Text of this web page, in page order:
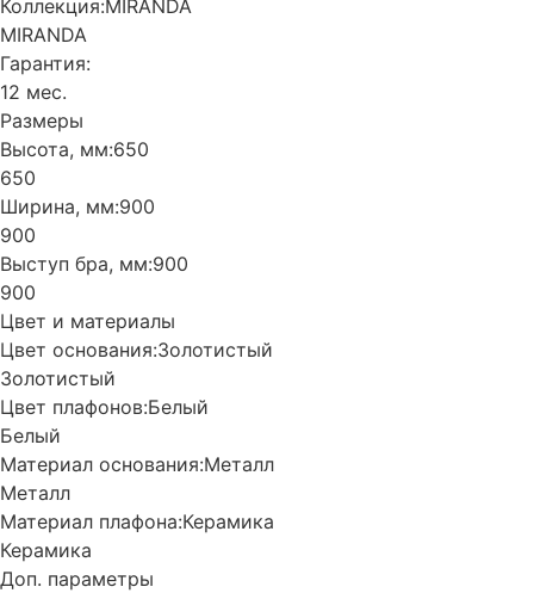
Коллекция:MIRANDA
MIRANDA
Гарантия:
12 мес.
Размеры
Высота, мм:650
650
Ширина, мм:900
900
Выступ бра, мм:900
900
Цвет и материалы
Цвет основания:Золотистый
Золотистый
Цвет плафонов:Белый
Белый
Материал основания:Металл
Металл
Материал плафона:Керамика
Керамика
Доп. параметры